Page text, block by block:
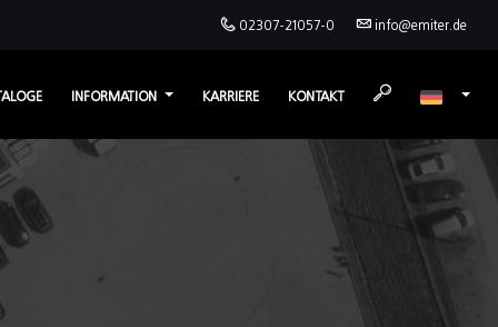
02307-21057-0 info@emiter.de
INFORMATION KARRIERE KONTAKT